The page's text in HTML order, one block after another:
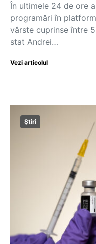
În ultimele 24 de ore
programări în
vârste cuprinse între
stat Andrei…
Vezi articolul
Știri